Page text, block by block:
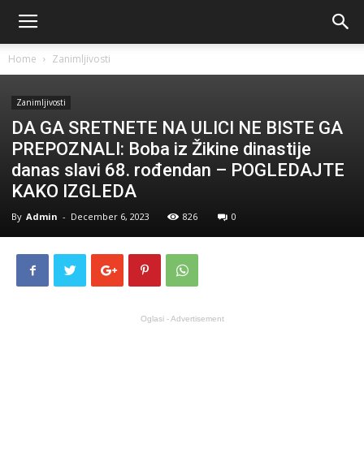
Home Zanimljivosti
Zanimljivosti
DA GA SRETNETE NA ULICI NE BISTE GA
PREPOZNALI: Boba iz Žikine dinastije
danas slavi 68. rođendan – POGLEDAJTE
KAKO IZGLEDA
By Admin - December 6, 2023 826 0
Oglasi - Advertisement